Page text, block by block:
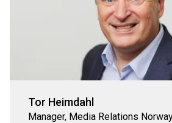
Tor Heimdahl
Manager, Media Relations